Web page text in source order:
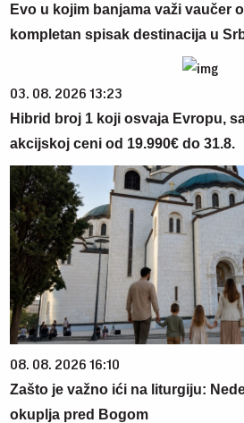
Evo u kojim banjama važi vaučer
kompletan spisak destinacija u
03. 08. 2026 13:23
Hibrid broj 1 koji osvaja Evropu,
akcijskoj ceni od 19.990€ do 31.8.
08. 08. 2026 16:10
Zašto je važno ići na liturgiju:
okuplja pred Bogom